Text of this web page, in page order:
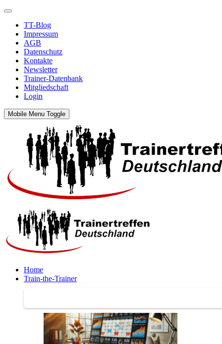
TT-Blog
Impressum
AGB
Datenschutz
Kontakte
Newsletter
Trainer-Datenbank
Mitgliedschaft
Login
Mobile Menu Toggle
Home
Train-the-Trainer